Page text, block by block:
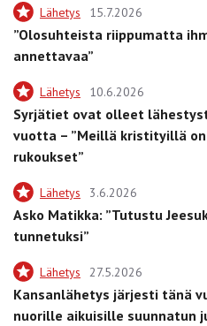
Lähetys 15.7.2026
”Olosuhteista riippumatta
annettavaa”
Lähetys 10.6.2026
Syrjätiet ovat olleet
vuotta – ”Meillä kristityillä on
rukoukset”
Lähetys 3.6.2026
Asko Matikka: ”Tutustu
tunnetuksi”
Lähetys 27.5.2026
Kansanlähetys järjesti tänä
nuorille aikuisille suunnatun